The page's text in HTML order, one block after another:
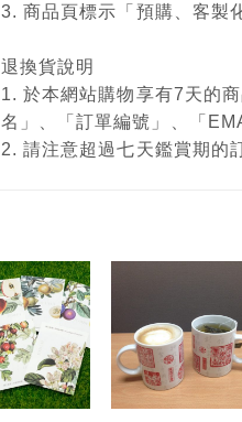
3. 商品頁標示「預購、客製
退換貨說明
1. 於本網站購物享有7天的
名」、「訂單編號」、「
2. 請注意超過七天鑑賞期的
加入
「願
望輕
單」
加入
「願
望輕
單」